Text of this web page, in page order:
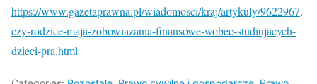
https://www.gazetaprawna.pl/wiadomosci/kraj/artykuly/9622967,
czy-rodzice-maja-zobowiazania-finansowe-wobec-studiujacych-
dzieci-pra.html